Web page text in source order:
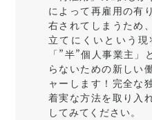
によって再雇用の有
右されてしまうため
立てにくいという
「”半”個人事業主」
らないための新しい
ャーします！完全な
着実な方法を取り入
してみてください。